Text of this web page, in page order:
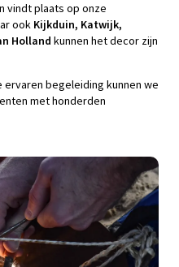
vindt plaats op onze
ook Kijkduin, Katwijk,
Holland kunnen het decor zijn
ervaren begeleiding kunnen we
met honderden